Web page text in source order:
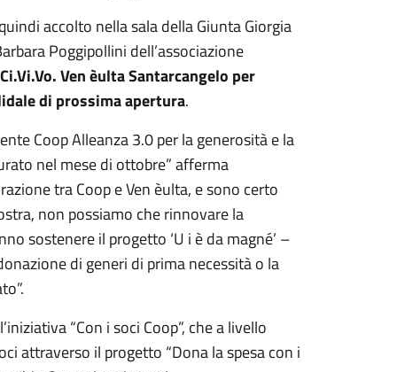
accolto nella sala della Giunta Giorgia
Poggipollini dell’associazione
Ven èulta Santarcangelo per
di prossima apertura.
Coop Alleanza 3.0 per la generosità e la
nel mese di ottobre” afferma
tra Coop e Ven èulta, e sono certo
non possiamo che rinnovare la
sostenere il progetto ‘U i è da magné’ –
di generi di prima necessità o la
“Con i soci Coop”, che a livello
attraverso il progetto “Dona la spesa con i